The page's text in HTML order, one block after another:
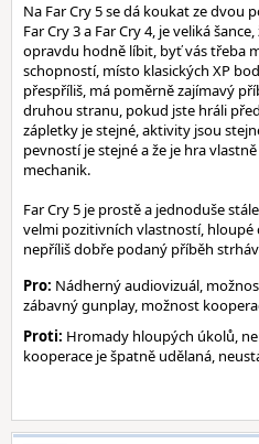
Na Far Cry 5 se dá koukat ze dvou
Far Cry 3 a Far Cry 4, je veliká
opravdu hodně líbit, byť vás třeba
schopností, místo klasických XP
přespříliš, má poměrně zajímavý
druhou stranu, pokud jste hráli
zápletky je stejné, aktivity jsou
pevností je stejné a že je hra
mechanik.
Far Cry 5 je prostě a jednoduše
velmi pozitivních vlastností,
nepříliš dobře podaný příběh
Pro: Nádherný audiovizuál,
zábavný gunplay, možnost
Proti: Hromady hloupých úkolů,
kooperace je špatně udělaná,